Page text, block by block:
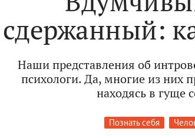
сдержанный:
Наши представления об
психологи. Да, многие из них
находясь в гуще
Познать себя